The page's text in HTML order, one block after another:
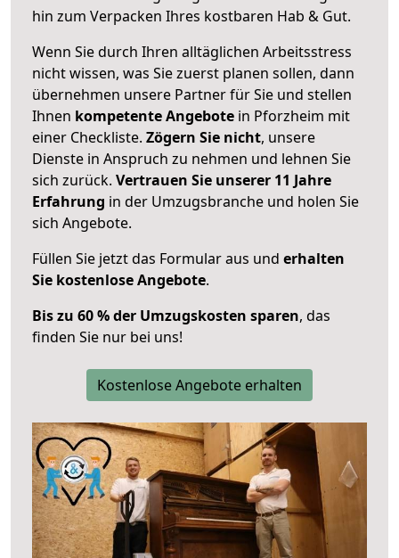
hin zum Verpacken Ihres kostbaren Hab & Gut.
Wenn Sie durch Ihren alltäglichen Arbeitsstress
nicht wissen, was Sie zuerst planen sollen, dann
übernehmen unsere Partner für Sie und stellen
Ihnen kompetente Angebote in Pforzheim mit
einer Checkliste. Zögern Sie nicht, unsere
Dienste in Anspruch zu nehmen und lehnen Sie
sich zurück. Vertrauen Sie unserer 11 Jahre
Erfahrung in der Umzugsbranche und holen Sie
sich Angebote.
Füllen Sie jetzt das Formular aus und erhalten
Sie kostenlose Angebote.
Bis zu 60 % der Umzugskosten sparen, das
finden Sie nur bei uns!
Kostenlose Angebote erhalten